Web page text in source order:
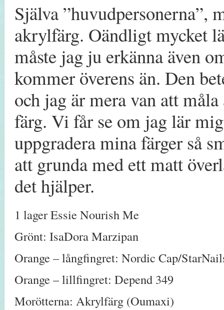
Själva ”huvudpersonerna”,
akrylfärg. Oändligt mycket
måste jag ju erkänna även
kommer överens än. Den
och jag är mera van att
färg. Vi får se om jag lär
uppgradera mina färger så
att grunda med ett matt
det hjälper.
1 lager Essie Nourish Me
Grönt: IsaDora Marzipan
Orange – långfingret: Nordic Cap/
Orange – lillfingret: Depend 349
Morötterna: Akrylfärg (Oumaxi)